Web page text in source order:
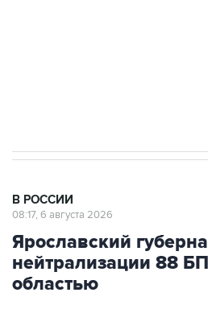
В РОССИИ
08:17, 6 августа 2026
Ярославский
нейтрализации 88
областью